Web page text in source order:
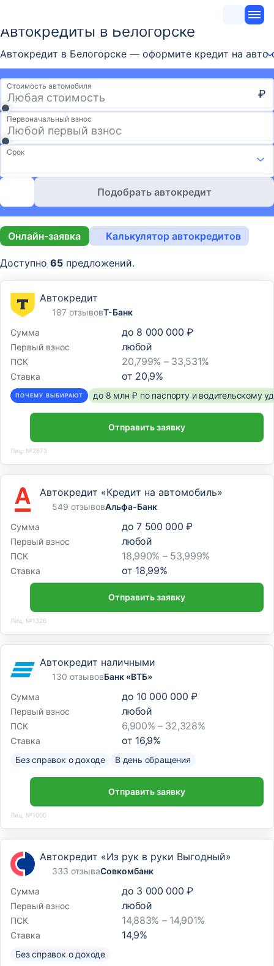
Автокредиты в Белогорске
Автокредит в Белогорске — оформите кредит на авто
Стоимость автомобиля
₽
Первоначальный взнос
Срок
Подобрать автокредит
Онлайн-заявка Калькулятор автокредитов
Доступно 65 предложений.
Автокредит
187 отзывовТ-Банк
Сумма
до 8 000 000 ₽
Первый взнос любой
ПСК 20,799% – 33,531%
Ставка от 20,9%
ПОЧЕМУ ВЫБИРАЮТ до 8 млн ₽ по паспорту и водительскому
Отправить заявку
Лиц. №2673
Автокредит «Кредит на автомобиль»
549 отзывовАльфа-Банк
Сумма
до 7 500 000 ₽
Первый взнос любой
ПСК 18,990% – 53,999%
Ставка от 18,99%
Отправить заявку
Лиц. №1326
Автокредит наличными
130 отзывовБанк «ВТБ»
Сумма
до 10 000 000 ₽
Первый взнос любой
ПСК 6,900% – 32,328%
Ставка от 16,9%
Без справок о доходе В день обращения
Отправить заявку
Лиц. №1000
Автокредит «Из рук в руки Выгодный»
333 отзываСовкомбанк
Сумма
до 3 000 000 ₽
Первый взнос любой
ПСК 14,883% – 14,901%
Ставка 14,9%
Без справок о доходе